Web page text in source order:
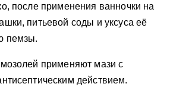
после применения ванночки на
питьевой соды и уксуса её
пемзы.
применяют мази с
действием.